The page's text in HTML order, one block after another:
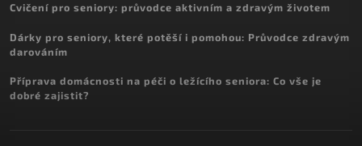
Cvičení pro seniory: průvodce aktivním a zdravým životem
Dárky pro seniory, které potěší i pomohou: Průvodce zdravým
darováním
Příprava domácnosti na péči o ležícího seniora: Co vše je
dobré zajistit?